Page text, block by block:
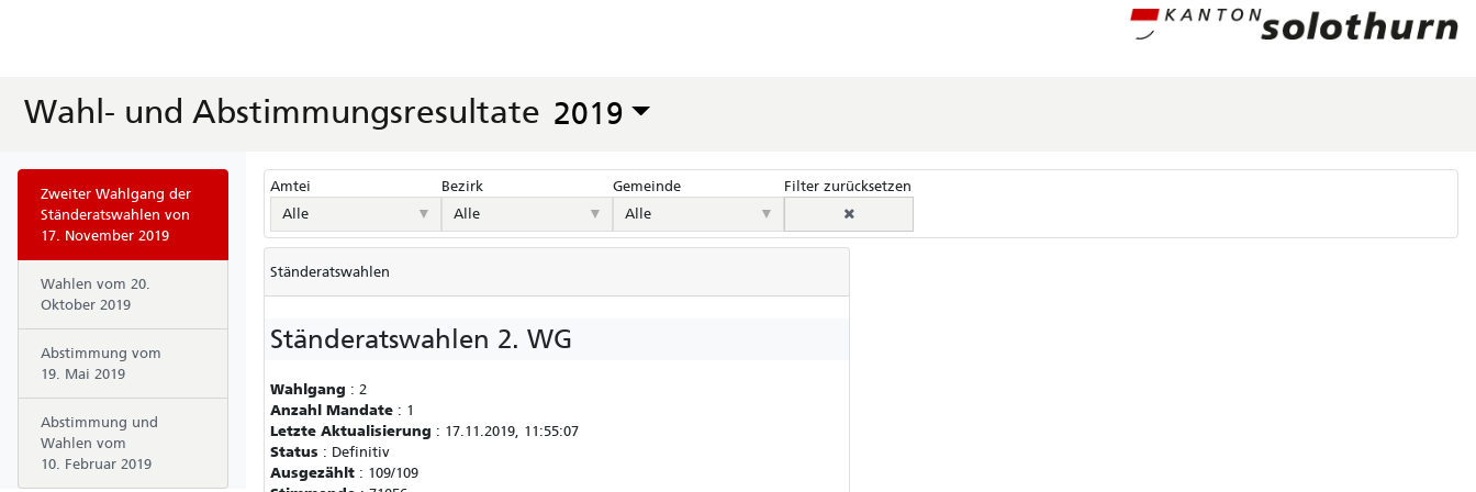
Wahl- und Abstimmungsresultate 2019
Zweiter Wahlgang der
Ständeratswahlen von
17. November 2019
Wahlen vom 20.
Oktober 2019
Abstimmung vom
19. Mai 2019
Abstimmung und
Wahlen vom
10. Februar 2019
Amtei
Alle
▼
Bezirk
Alle
▼
Gemeinde
Alle
▼
Filter zurücksetzen
Ständeratswahlen
Ständeratswahlen 2. WG
Wahlgang : 2
Anzahl Mandate : 1
Letzte Aktualisierung : 17.11.2019, 11:55:07
Status : Definitiv
Ausgezählt : 109/109